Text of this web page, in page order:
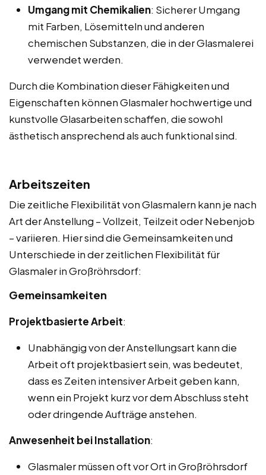
Umgang mit Chemikalien: Sicherer Umgang
mit Farben, Lösemitteln und anderen
chemischen Substanzen, die in der Glasmalerei
verwendet werden.
Durch die Kombination dieser Fähigkeiten und
Eigenschaften können Glasmaler hochwertige und
kunstvolle Glasarbeiten schaffen, die sowohl
ästhetisch ansprechend als auch funktional sind.
Arbeitszeiten
Die zeitliche Flexibilität von Glasmalern kann je nach
Art der Anstellung – Vollzeit, Teilzeit oder Nebenjob
– variieren. Hier sind die Gemeinsamkeiten und
Unterschiede in der zeitlichen Flexibilität für
Glasmaler in Großröhrsdorf:
Gemeinsamkeiten
Projektbasierte Arbeit:
Unabhängig von der Anstellungsart kann die
Arbeit oft projektbasiert sein, was bedeutet,
dass es Zeiten intensiver Arbeit geben kann,
wenn ein Projekt kurz vor dem Abschluss steht
oder dringende Aufträge anstehen.
Anwesenheit bei Installation:
Glasmaler müssen oft vor Ort in Großröhrsdorf